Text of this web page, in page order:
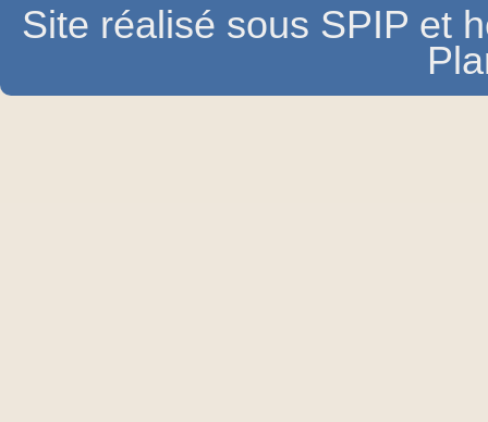
Site réalisé sous SPIP et